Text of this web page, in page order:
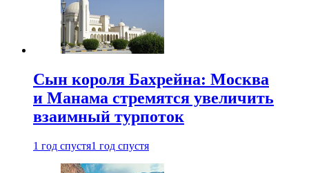
Сын короля Бахрейна: Москва
и Манама стремятся увеличить
взаимный турпоток
1 год спустя1 год спустя